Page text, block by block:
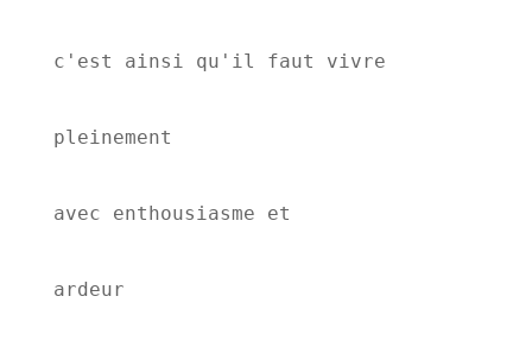
c'est ainsi qu'il faut vivre
pleinement
avec enthousiasme et
ardeur